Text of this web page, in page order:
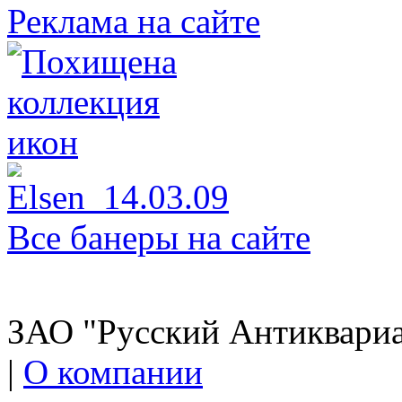
Реклама на сайте
Все банеры на сайте
ЗАО "Русский
| О компании